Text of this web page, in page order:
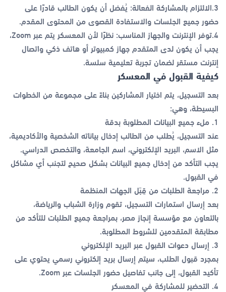
3.الالتزام بالمشاركة الفعالة: يُفضل أن يكون الطالب قادرًا على
حضور جميع الجلسات والاستفادة القصوى من المحتوى المقدم.
4.توفر الإنترنت والجهاز المناسب: نظرًا لأن المعسكر يتم عبر Zoom،
يجب أن يكون لدى المتقدم جهاز كمبيوتر أو هاتف ذكي واتصال
إنترنت مستقر لضمان تجربة تعليمية سلسة.
كيفية القبول في المعسكر
بعد التسجيل، يتم اختيار المشاركين بناءً على مجموعة من الخطوات
البسيطة، وهي:
1. ملء جميع البيانات المطلوبة بدقة
عند التسجيل، يُطلب من الطالب إدخال بياناته الشخصية والأكاديمية،
مثل الاسم، البريد الإلكتروني، اسم الجامعة، والتخصص الدراسي.
يجب التأكد من إدخال جميع البيانات بشكل صحيح لتجنب أي مشاكل
في القبول.
2. مراجعة الطلبات من قِبَل الجهات المنظمة
بعد إرسال استمارات التسجيل، تقوم وزارة الشباب والرياضة،
بالتعاون مع مؤسسة إنجاز مصر، بمراجعة جميع الطلبات للتأكد من
مطابقة المتقدمين للشروط المطلوبة.
3. إرسال دعوات القبول عبر البريد الإلكتروني
بمجرد قبول الطلب، سيتم إرسال بريد إلكتروني رسمي يحتوي على
تأكيد القبول، إلى جانب تفاصيل حضور الجلسات عبر Zoom.
4. التحضير للمشاركة في المعسكر